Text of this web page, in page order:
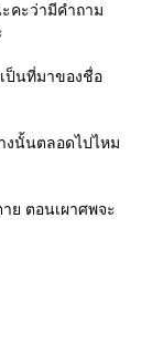
คะว่ามีคำถาม
ป็นที่มาของชื่อ
งนั้นตลอดไปไหม
ย ตอนเผาศพจะ